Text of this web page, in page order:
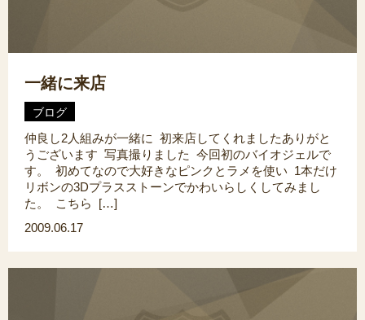
一緒に来店
ブログ
仲良し2人組みが一緒に 初来店してくれましたありがと
うございます 写真撮りました 今回初のバイオジェルで
す。 初めてなので大好きなピンクとラメを使い 1本だけ
リボンの3Dプラスストーンでかわいらしくしてみまし
た。 こちら […]
2009.06.17